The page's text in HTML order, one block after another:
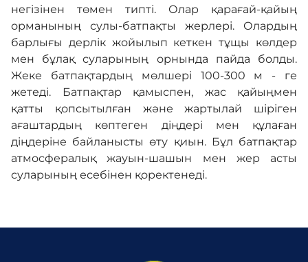
негізінен төмен типті. Олар қарағай-қайың
орманының сулы-батпақты жерлері. Олардың
барлығы дерлік жойылып кеткен тұщы көлдер
мен бұлақ суларының орнында пайда болды.
Жеке батпақтардың мөлшері 100-300 м - ге
жетеді. Батпақтар қамыспен, жас қайыңмен
қатты қопсытылған және жартылай шіріген
ағаштардың көптеген діңдері мен құлаған
діңдеріне байланысты өту қиын. Бұл батпақтар
атмосфералық жауын-шашын мен жер асты
суларының есебінен қоректенеді.